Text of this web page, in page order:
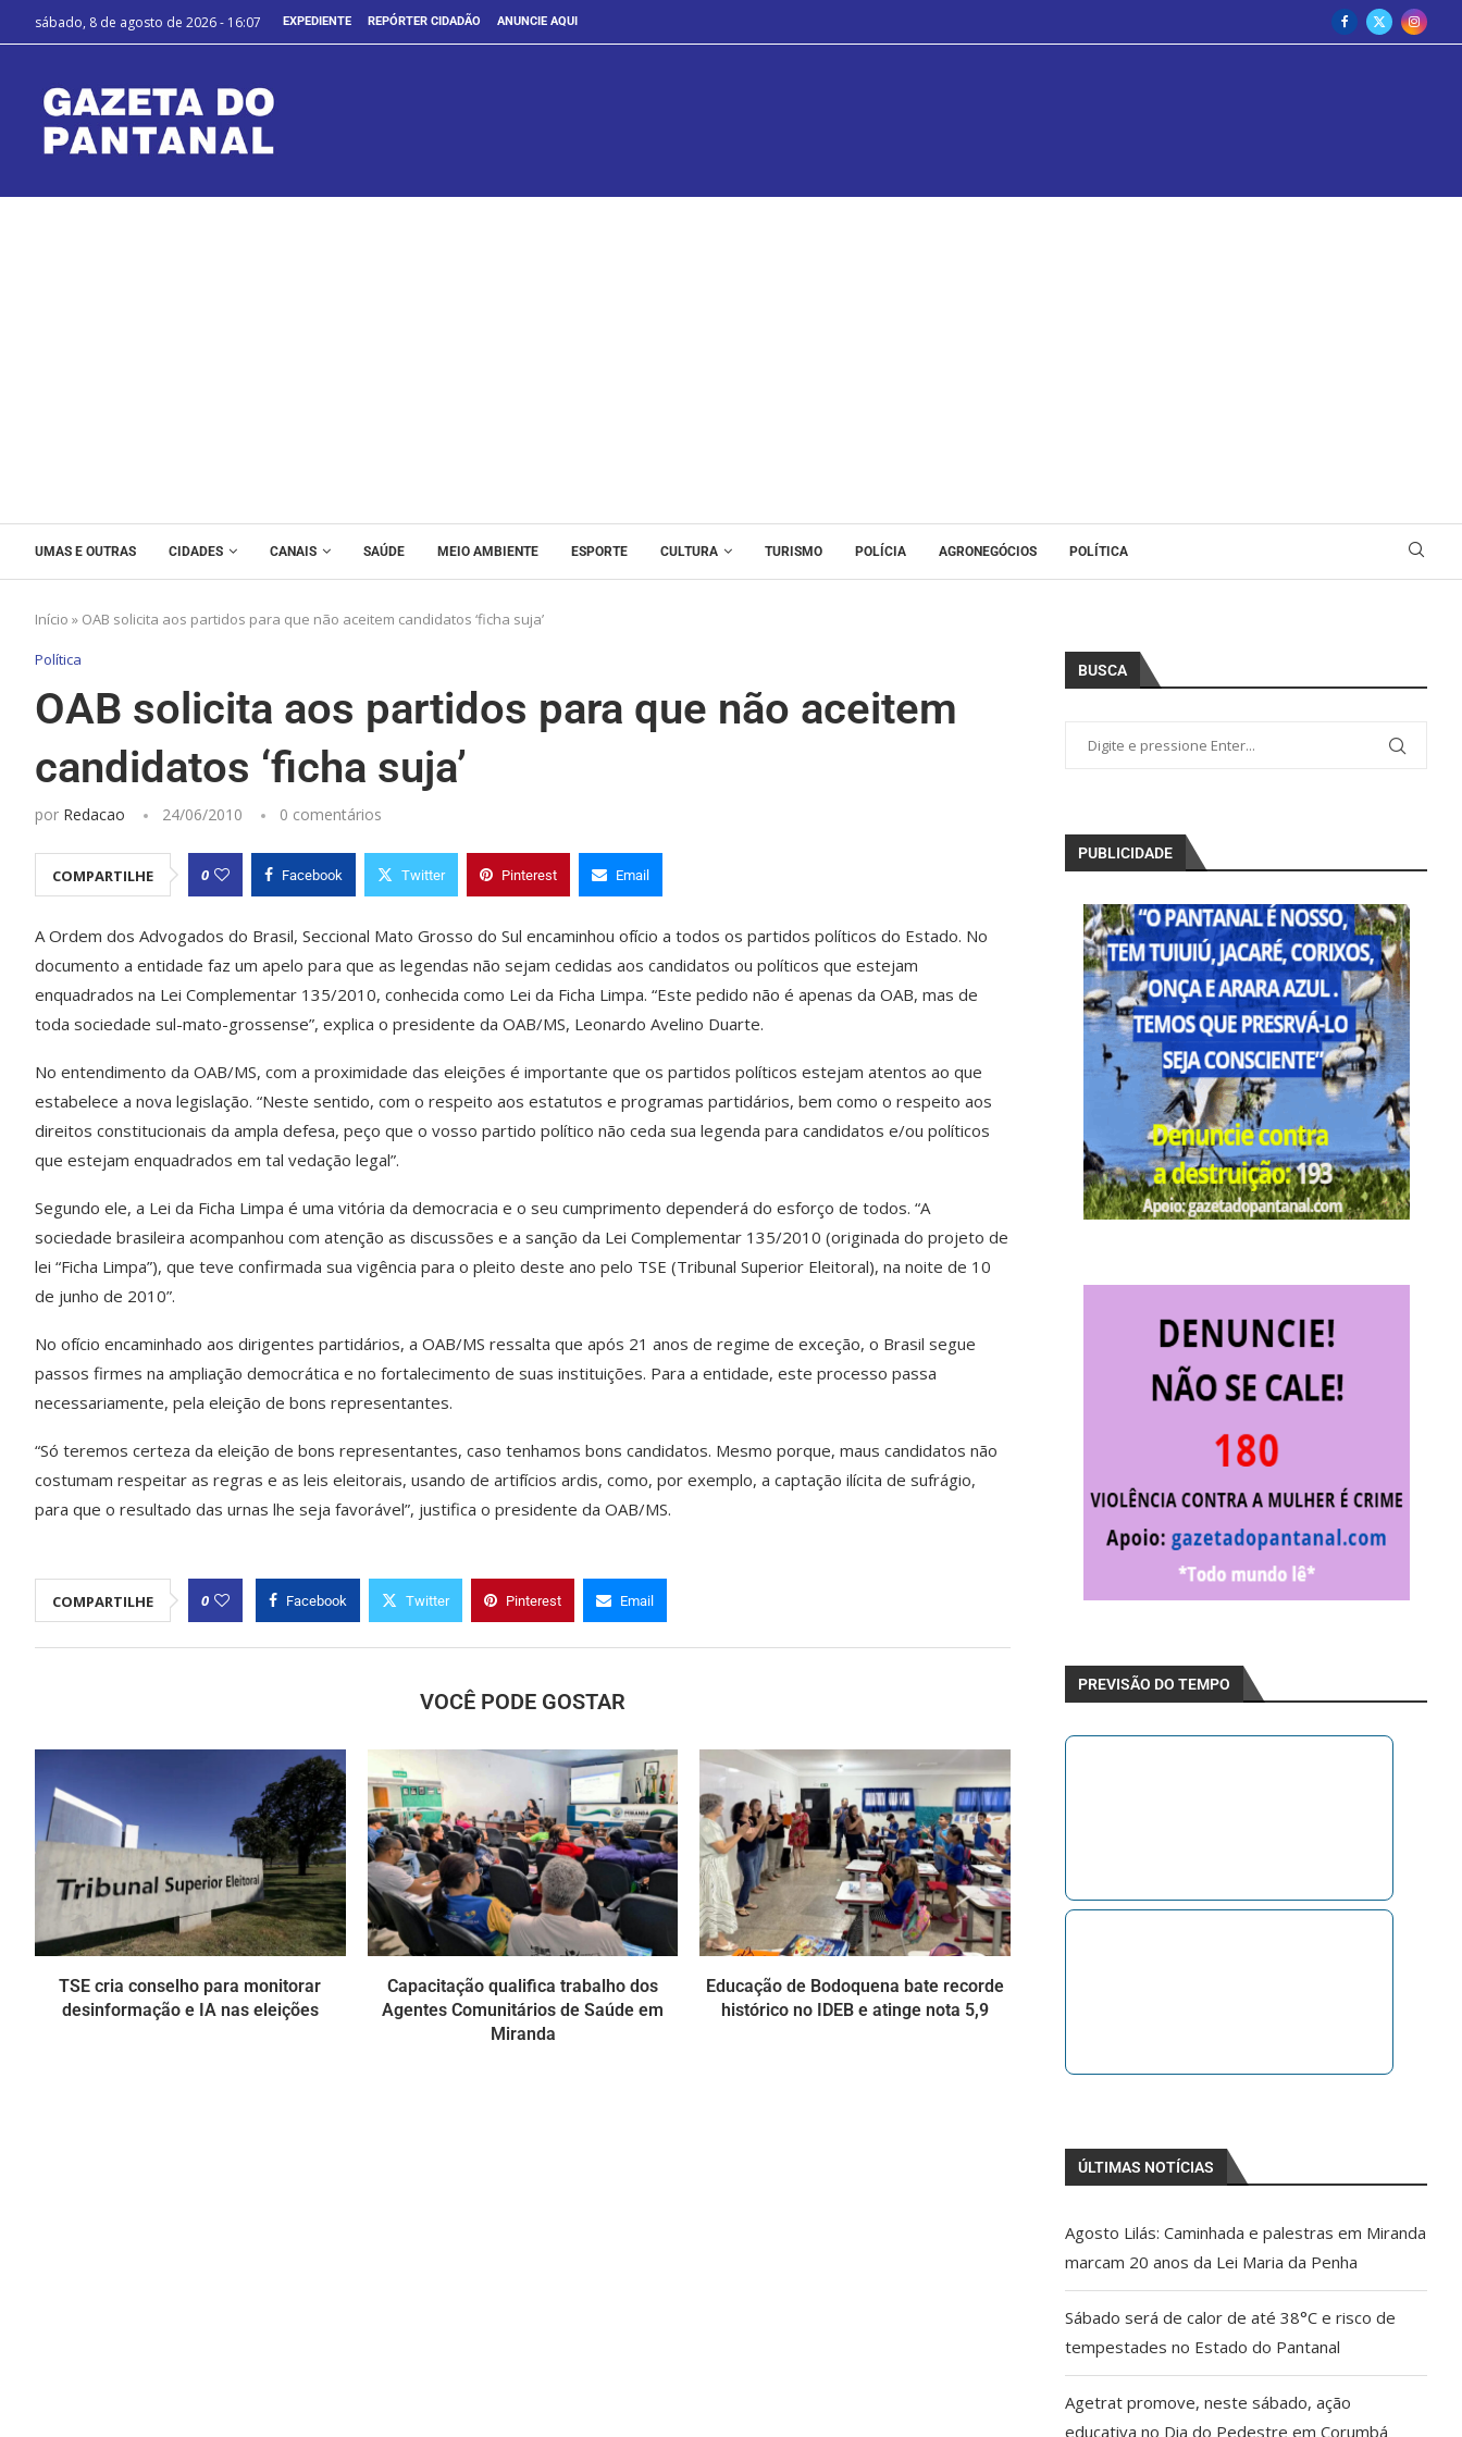
sábado, 8 de agosto de 2026 - 16:07 EXPEDIENTE REPÓRTER CIDADÃO ANUNCIE AQUI
UMAS E OUTRAS CIDADES CANAIS SAÚDE MEIO AMBIENTE ESPORTE CULTURA TURISMO POLÍCIA AGRONEGÓCIOS POLÍTICA
Início » OAB solicita aos partidos para que não aceitem candidatos ‘ficha suja’
Política
OAB solicita aos partidos para que não aceitem
candidatos ‘ficha suja’
por Redacao 24/06/2010 0 comentários
COMPARTILHE 0 Facebook Twitter Pinterest Email
A Ordem dos Advogados do Brasil, Seccional Mato Grosso do Sul encaminhou ofício a todos os partidos políticos do Estado. No
documento a entidade faz um apelo para que as legendas não sejam cedidas aos candidatos ou políticos que estejam
enquadrados na Lei Complementar 135/2010, conhecida como Lei da Ficha Limpa. “Este pedido não é apenas da OAB, mas de
toda sociedade sul-mato-grossense”, explica o presidente da OAB/MS, Leonardo Avelino Duarte.
No entendimento da OAB/MS, com a proximidade das eleições é importante que os partidos políticos estejam atentos ao que
estabelece a nova legislação. “Neste sentido, com o respeito aos estatutos e programas partidários, bem como o respeito aos
direitos constitucionais da ampla defesa, peço que o vosso partido político não ceda sua legenda para candidatos e/ou políticos
que estejam enquadrados em tal vedação legal”.
Segundo ele, a Lei da Ficha Limpa é uma vitória da democracia e o seu cumprimento dependerá do esforço de todos. “A
sociedade brasileira acompanhou com atenção as discussões e a sanção da Lei Complementar 135/2010 (originada do projeto de
lei “Ficha Limpa”), que teve confirmada sua vigência para o pleito deste ano pelo TSE (Tribunal Superior Eleitoral), na noite de 10
de junho de 2010”.
No ofício encaminhado aos dirigentes partidários, a OAB/MS ressalta que após 21 anos de regime de exceção, o Brasil segue
passos firmes na ampliação democrática e no fortalecimento de suas instituições. Para a entidade, este processo passa
necessariamente, pela eleição de bons representantes.
“Só teremos certeza da eleição de bons representantes, caso tenhamos bons candidatos. Mesmo porque, maus candidatos não
costumam respeitar as regras e as leis eleitorais, usando de artifícios ardis, como, por exemplo, a captação ilícita de sufrágio,
para que o resultado das urnas lhe seja favorável”, justifica o presidente da OAB/MS.
COMPARTILHE 0 Facebook Twitter Pinterest Email
VOCÊ PODE GOSTAR
TSE cria conselho para monitorar
desinformação e IA nas eleições
Capacitação qualifica trabalho dos
Agentes Comunitários de Saúde em
Miranda
Educação de Bodoquena bate recorde
histórico no IDEB e atinge nota 5,9
BUSCA
PUBLICIDADE
PREVISÃO DO TEMPO
ÚLTIMAS NOTÍCIAS
Agosto Lilás: Caminhada e palestras em Miranda
marcam 20 anos da Lei Maria da Penha
Sábado será de calor de até 38°C e risco de
tempestades no Estado do Pantanal
Agetrat promove, neste sábado, ação
educativa no Dia do Pedestre em Corumbá